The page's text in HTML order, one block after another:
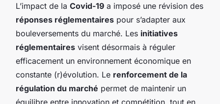
L’impact de la Covid-19 a imposé une révision des
réponses réglementaires pour s’adapter aux
bouleversements du marché. Les initiatives
réglementaires visent désormais à réguler
efficacement un environnement économique en
constante (r)évolution. Le renforcement de la
régulation du marché permet de maintenir un
équilibre entre innovation et compétition, tout en